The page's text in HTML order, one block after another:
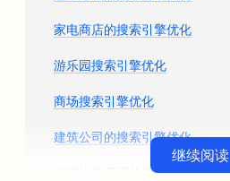
家电商店的搜索引擎优化
游乐园搜索引擎优化
商场搜索引擎优化
建筑公司的搜索引擎优化
咖啡烘焙工匠的搜索引擎优化
继续阅读